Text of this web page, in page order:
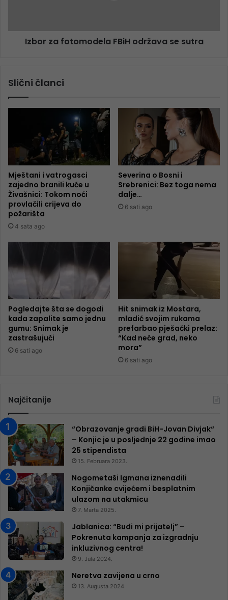
Izbor za fotomodela FBiH održava se sutra
Slični članci
Mještani i vatrogasci
zajedno branili kuće u
Živašnici: Tokom noći
provlačili crijeva do
požarišta
4 sata ago
Severina o Bosni i
Srebrenici: Bez toga nema
dalje…
6 sati ago
Pogledajte šta se dogodi
kada zapalite samo jednu
gumu: Snimak je
zastrašujući
6 sati ago
Hit snimak iz Mostara,
mladić svojim rukama
prefarbao pješački prelaz:
“Kad neće grad, neko
mora”
6 sati ago
Najčitanije
“Obrazovanje gradi BiH-Jovan Divjak“
– Konjic je u posljednje 22 godine imao
25 ​​stipendista
15. Februara 2023.
Nogometaši Igmana iznenadili
Konjičanke cvijećem i besplatnim
ulazom na utakmicu
7. Marta 2025.
Jablanica: “Budi mi prijatelj” –
Pokrenuta kampanja za izgradnju
inkluzivnog centra!
9. Jula 2024.
Neretva zavijena u crno
13. Augusta 2024.